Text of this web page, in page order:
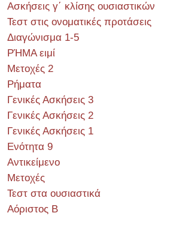
Ασκήσεις γ΄ κλίσης ουσιαστικών
Τεστ στις ονοματικές προτάσεις
Διαγώνισμα 1-5
ΡΉΜΑ ειμί
Μετοχές 2
Ρήματα
Γενικές Ασκήσεις 3
Γενικές Ασκήσεις 2
Γενικές Ασκήσεις 1
Ενότητα 9
Αντικείμενο
Μετοχές
Τεστ στα ουσιαστικά
Αόριστος Β